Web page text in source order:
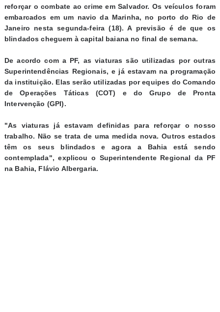
reforçar o combate ao crime em Salvador. Os veículos foram
embarcados em um navio da Marinha, no porto do Rio de
Janeiro nesta segunda-feira (18). A previsão é de que os
blindados cheguem à capital baiana no final de semana.
De acordo com a PF, as viaturas são utilizadas por outras
Superintendências Regionais, e já estavam na programação
da instituição. Elas serão utilizadas por equipes do Comando
de Operações Táticas (COT) e do Grupo de Pronta
Intervenção (GPI).
"As viaturas já estavam definidas para reforçar o nosso
trabalho. Não se trata de uma medida nova. Outros estados
têm os seus blindados e agora a Bahia está sendo
contemplada", explicou o Superintendente Regional da PF
na Bahia, Flávio Albergaria.